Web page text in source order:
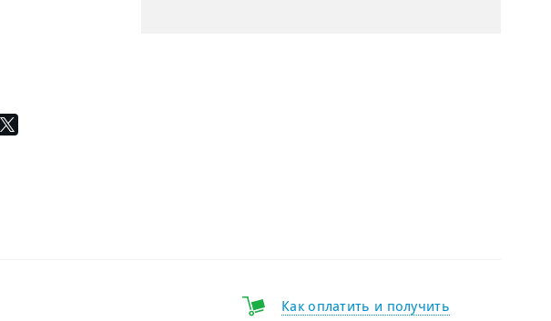
Как оплатить и получить